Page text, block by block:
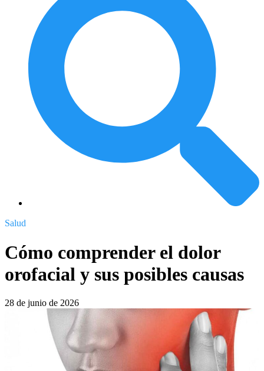
Salud
Cómo comprender el dolor
orofacial y sus posibles causas
28 de junio de 2026